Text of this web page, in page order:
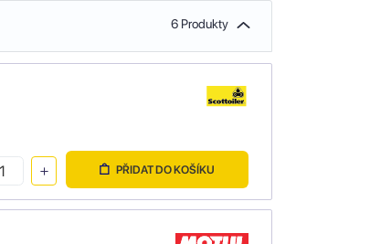
6 Produkty
PŘIDAT DO KOŠÍKU